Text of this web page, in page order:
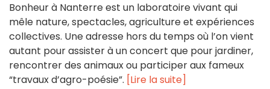
Bonheur à Nanterre est un laboratoire vivant qui
mêle nature, spectacles, agriculture et expériences
collectives. Une adresse hors du temps où l’on vient
autant pour assister à un concert que pour jardiner,
rencontrer des animaux ou participer aux fameux
“travaux d’agro-poésie”. [Lire la suite]